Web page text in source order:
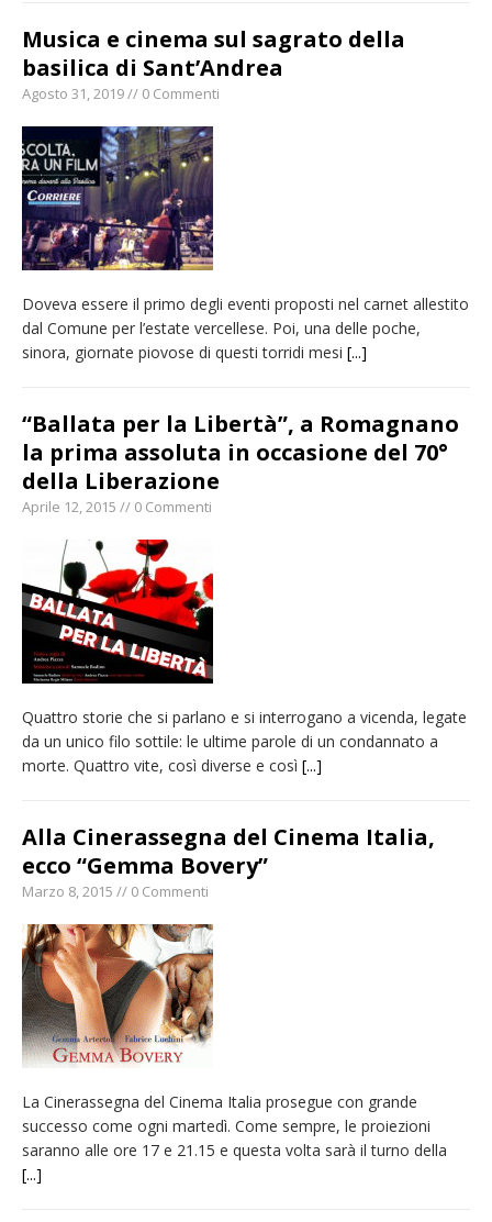
Musica e cinema sul sagrato della
basilica di Sant’Andrea
Agosto 31, 2019 // 0 Commenti
Doveva essere il primo degli eventi proposti nel carnet allestito
dal Comune per l’estate vercellese. Poi, una delle poche,
sinora, giornate piovose di questi torridi mesi [...]
“Ballata per la Libertà”, a Romagnano
la prima assoluta in occasione del 70°
della Liberazione
Aprile 12, 2015 // 0 Commenti
Quattro storie che si parlano e si interrogano a vicenda, legate
da un unico filo sottile: le ultime parole di un condannato a
morte. Quattro vite, così diverse e così [...]
Alla Cinerassegna del Cinema Italia,
ecco “Gemma Bovery”
Marzo 8, 2015 // 0 Commenti
La Cinerassegna del Cinema Italia prosegue con grande
successo come ogni martedì. Come sempre, le proiezioni
saranno alle ore 17 e 21.15 e questa volta sarà il turno della
[...]